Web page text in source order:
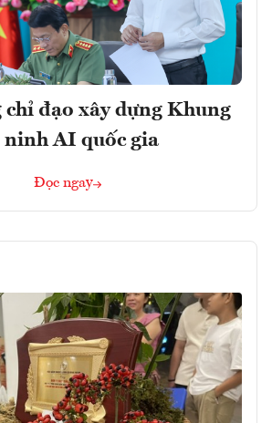
đạo xây dựng Khung
ninh AI quốc gia
Đọc ngay